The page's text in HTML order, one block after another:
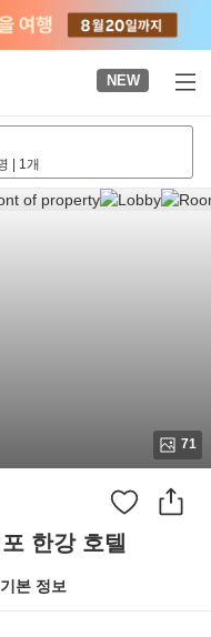
NEW
| 1개
71
한강 호텔
기본 정보